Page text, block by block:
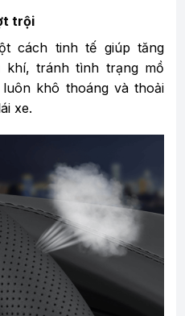
trội
cách tinh tế giúp tăng
khí, tránh tình trạng mồ
khô thoáng và thoải
xe.